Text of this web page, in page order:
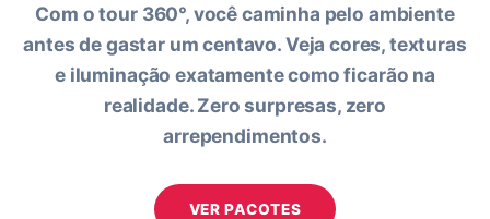
Com o tour 360°, você caminha pelo ambiente
antes de gastar um centavo. Veja cores, texturas
e iluminação exatamente como ficarão na
realidade. Zero surpresas, zero
arrependimentos.
VER PACOTES